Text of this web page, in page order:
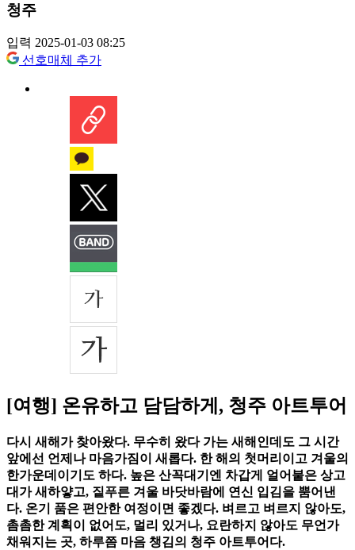
청주
입력 2025-01-03 08:25
선호매체 추가
[여행] 온유하고 담담하게, 청주 아트투어
다시 새해가 찾아왔다. 무수히 왔다 가는 새해인데도 그 시간
앞에선 언제나 마음가짐이 새롭다. 한 해의 첫머리이고 겨울의
한가운데이기도 하다. 높은 산꼭대기엔 차갑게 얼어붙은 상고
대가 새하얗고, 짙푸른 겨울 바닷바람에 연신 입김을 뿜어낸
다. 온기 품은 편안한 여정이면 좋겠다. 벼르고 벼르지 않아도,
촘촘한 계획이 없어도, 멀리 있거나, 요란하지 않아도 무언가
채워지는 곳, 하루쯤 마음 챙김의 청주 아트투어다.